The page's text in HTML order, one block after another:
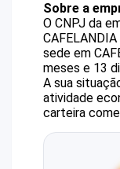
Sobre a
O CNPJ da
CAFELANDIA
sede em
meses e 13
A sua
atividade
carteira